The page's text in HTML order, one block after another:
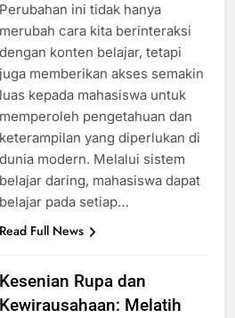
Perubahan ini tidak hanya
merubah cara kita berinteraksi
dengan konten belajar, tetapi
juga memberikan akses semakin
luas kepada mahasiswa untuk
memperoleh pengetahuan dan
keterampilan yang diperlukan di
dunia modern. Melalui sistem
belajar daring, mahasiswa dapat
belajar pada setiap…
Read Full News
Kesenian Rupa dan
Kewirausahaan: Melatih